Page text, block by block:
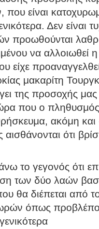
είναι
Δεν
προωθούνται
να αλλοιωθεί
μακαρίτη
της προσοχής
που ο πληθυσμός
ακόμη και
αισθάνονται ότι
το γεγονός ότι
των δύο λαών
θα διέπεται από
όπως